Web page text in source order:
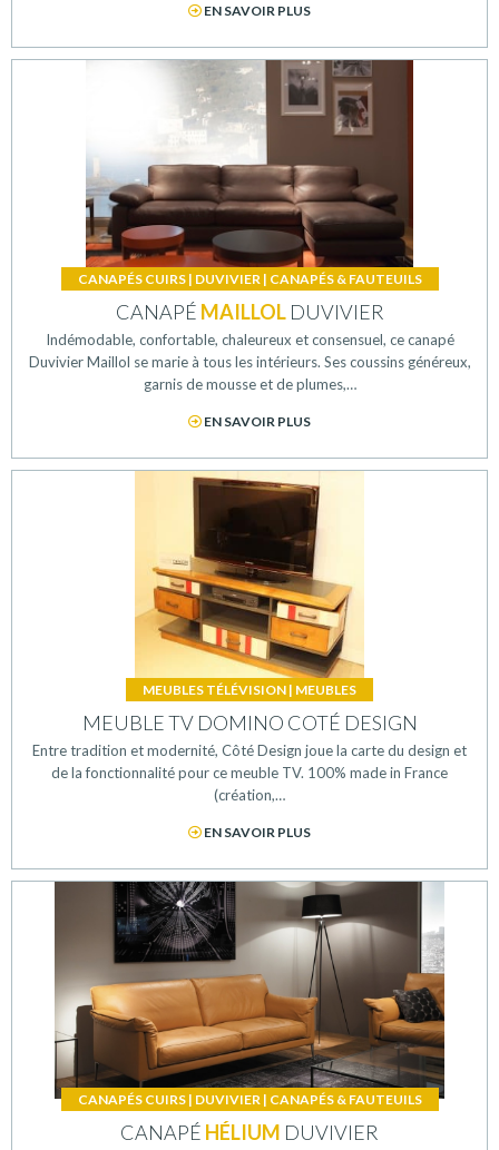
EN SAVOIR PLUS
CANAPÉS CUIRS| DUVIVIER | CANAPÉS & FAUTEUILS
CANAPÉ MAILLOLDUVIVIER
Indémodable, confortable, chaleureux et consensuel, ce canapé
Duvivier Maillol se marie à tous les intérieurs. Ses coussins généreux,
garnis de mousse et de plumes,…
EN SAVOIR PLUS
MEUBLES TÉLÉVISION | MEUBLES
MEUBLE TV DOMINO COTÉ DESIGN
Entre tradition et modernité, Côté Design joue la carte du design et
de la fonctionnalité pour ce meuble TV. 100% made in France
(création,…
EN SAVOIR PLUS
CANAPÉS CUIRS| DUVIVIER| CANAPÉS & FAUTEUILS
CANAPÉ HÉLIUM DUVIVIER